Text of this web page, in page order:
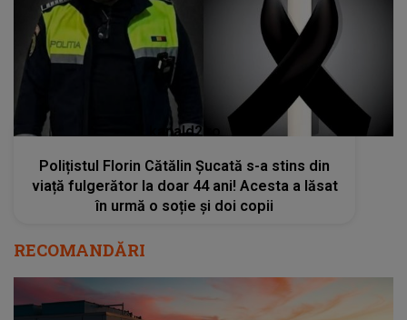
kanald2.ro
Polițistul Florin Cătălin Șucată s-a stins din
viață fulgerător la doar 44 ani! Acesta a lăsat
în urmă o soție și doi copii
RECOMANDĂRI